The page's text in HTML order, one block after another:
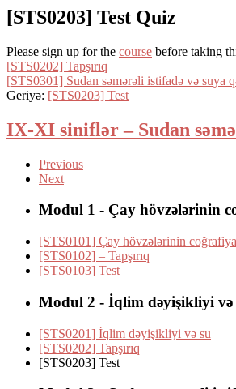
[STS0203] Test Quiz
Please sign up for the course before taking
[STS0202] Tapşırıq
[STS0301] Sudan səmərəli istifadə və suya
Geriyə: [STS0203] Test
IX-XI siniflər – Sudan
Previous
Next
Modul 1 - Çay hövzələrinin
[STS0101] Çay hövzələrinin
[STS0102] – Tapşırıq
[STS0103] Test
Modul 2 - İqlim dəyişikliyi və
[STS0201] İqlim dəyişikliyi və su
[STS0202] Tapşırıq
[STS0203] Test